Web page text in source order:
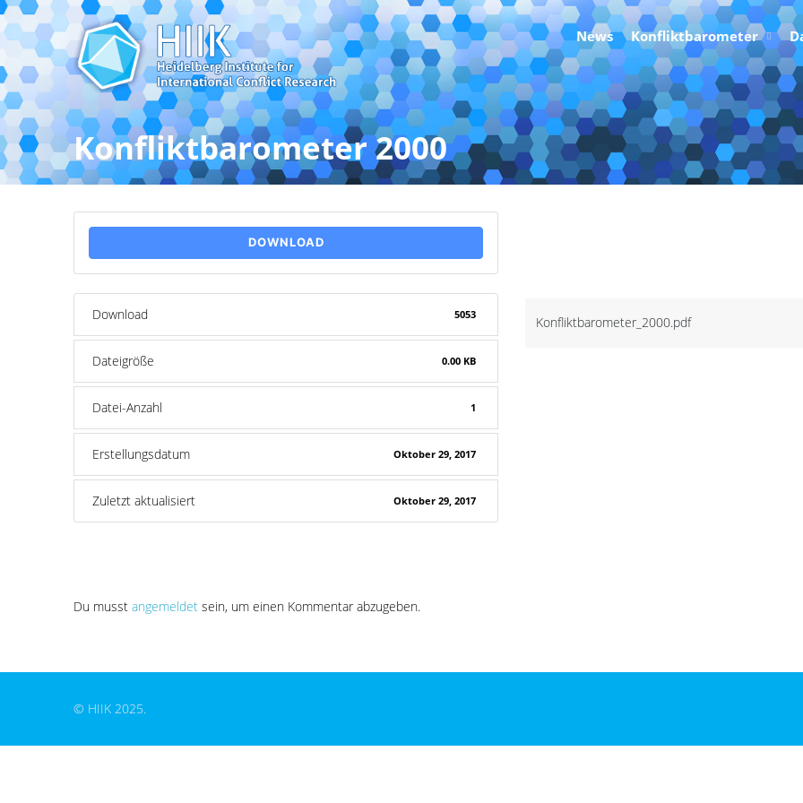
News Konfliktbarometer
Konfliktbarometer 2000
DOWNLOAD
Download 5053
Dateigröße 0.00 KB
Datei-Anzahl 1
Erstellungsdatum Oktober 29, 2017
Zuletzt aktualisiert Oktober 29, 2017
Konfliktbarometer_2000.pdf
Du musst angemeldet sein, um einen Kommentar abzugeben.
© HIIK 2025.